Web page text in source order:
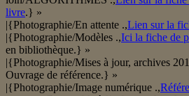
livre.} »
|{Photographie/En attente .,Lien sur la
|{Photographie/Modèles .,Ici la fiche de
en bibliothèque.} »
|{Photographie/Mises à jour, archives
Ouvrage de référence.} »
|{Photographie/Image numérique .,